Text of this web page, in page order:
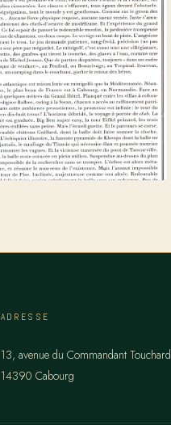
ADRESSE
13, avenue du Commandant Touchard
14390 Cabourg